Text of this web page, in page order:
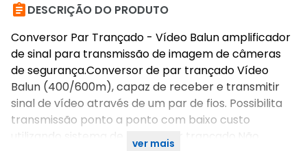
DESCRIÇÃO DO PRODUTO
Conversor Par Trançado - Vídeo Balun amplificador
de sinal para transmissão de imagem de câmeras
de segurança.Conversor de par trançado Vídeo
Balun (400/600m), capaz de receber e transmitir
sinal de vídeo através de um par de fios. Possibilita
transmissão ponto a ponto com baixo custo
utilizando sistema de fios de par trançado.Não
ver mais